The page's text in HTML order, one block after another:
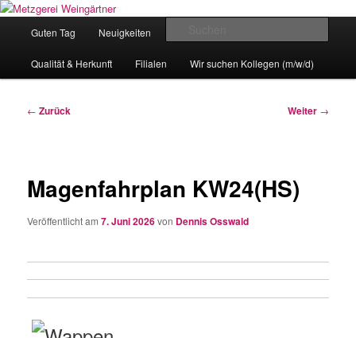
Zum
wechseln
Metzgerei Weingärtner
Eislingens leckere Adresse
Guten Tag Neuigkeiten
Qualität & Herkunft Filialen Wir suchen Kollegen (m/w/d)
Beitragsnavigation
← Zurück Weiter →
Magenfahrplan KW24(HS)
Veröffentlicht am7. Juni 2026von Dennis Osswald